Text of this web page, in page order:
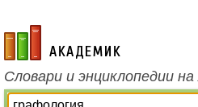
academic.ru
Словари и энциклопедии